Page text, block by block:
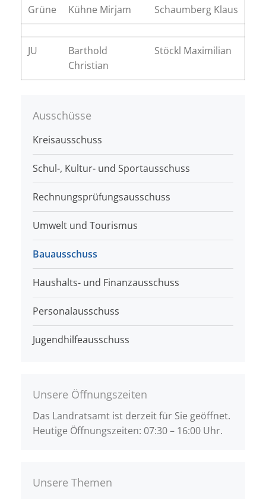
Grüne Kühne Mirjam Schaumberg Klaus
JU
Barthold
Christian
Stöckl Maximilian
Ausschüsse
Kreisausschuss
Schul-, Kultur- und Sportausschuss
Rechnungsprüfungsausschuss
Umwelt und Tourismus
Bauausschuss
Haushalts- und Finanzausschuss
Personalausschuss
Jugendhilfeausschuss
Unsere Öffnungszeiten
Das Landratsamt ist derzeit für Sie geöffnet.
Heutige Öffnungszeiten: 07:30 – 16:00 Uhr.
Unsere Themen